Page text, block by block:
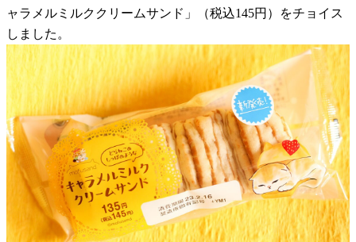
ャラメルミルククリームサンド」（税込145円）をチョイス
しました。